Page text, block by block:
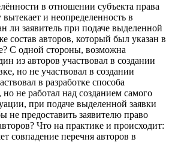
в отношении субъекта права
и неопределенность в
ли заявитель при подаче выделенной
состав авторов, который был указан в
С одной стороны, возможна
из авторов участвовал в создании
но не участвовал в создании
в разработке способа
не работал над созданием самого
при подаче выделенной заявки
не предоставить заявителю право
Что на практике и происходит:
совпадение перечня авторов в